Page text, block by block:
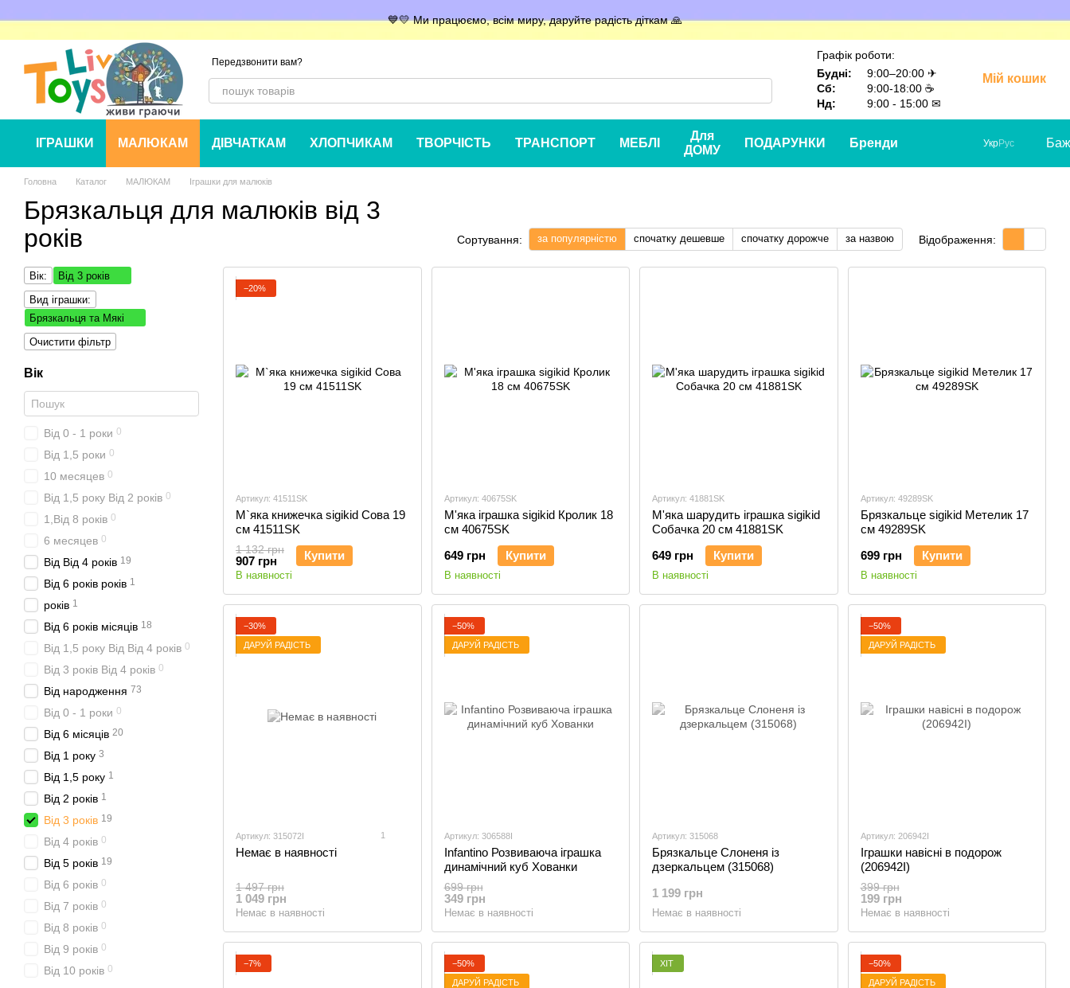
💙💛 Ми працюємо, всім миру, даруйте радість діткам 🙏
Передзвонити вам?
Графік роботи:
Будні:
9:00–20:00 ✈
Сб:
9:00-18:00 ☕
Нд:
9:00 - 15:00 ✉
Мій кошик
ІГРАШКИ МАЛЮКАМ ДІВЧАТКАМ ХЛОПЧИКАМ ТВОРЧІСТЬ ТРАНСПОРТ МЕБЛІ
Для
ДОМУ
ПОДАРУНКИ Бренди УкрРус
Головна Каталог МАЛЮКАМ Іграшки для малюкiв
Брязкальця для малюків від 3
років
Сортування: за популярністю спочатку дешевше спочатку дорожче за назвою Відображення:
−20%
Артикул: 41511SK
М`яка книжечка sigikid Cова 19
см 41511SK
1 132 грн
907 грн Купити
В наявності
Артикул: 40675SK
М'яка іграшка sigikid Кролик 18
см 40675SK
649 грн
Купити
В наявності
Артикул: 41881SK
М'яка шарудить іграшка sigikid
Собачка 20 см 41881SK
649 грн
Купити
В наявності
Артикул: 49289SK
Брязкальце sigikid Метелик 17
см 49289SK
699 грн
Купити
В наявності
−30%
ДАРУЙ РАДІСТЬ
Артикул: 315072I 1
Немає в наявності
1 497 грн
1 049 грн
Немає в наявності
−50%
ДАРУЙ РАДІСТЬ
Артикул: 306588I
Infantino Розвиваюча іграшка
динамічний куб Хованки
699 грн
349 грн
Немає в наявності
Артикул: 315068
Брязкальце Слоненя із
дзеркальцем (315068)
1 199 грн
Немає в наявності
−50%
ДАРУЙ РАДІСТЬ
Артикул: 206942I
Іграшки навісні в подорож
(206942I)
399 грн
199 грн
Немає в наявності
−7%
−50%
ДАРУЙ РАДІСТЬ
ХІТ
−50%
ДАРУЙ РАДІСТЬ
Вік:
Від 3 років
Вид іграшки:
Брязкальця та Мякі
Очистити фільтр
Вік
Від 0 - 1 роки 0
Від 1,5 роки 0
10 месяцев 0
Від 1,5 року Від 2 років 0
1,Від 8 років 0
6 месяцев 0
Від Від 4 років 19
Від 6 років років 1
років 1
Від 6 років місяців 18
Від 1,5 року Від Від 4 років 0
Від 3 років Від 4 років 0
Від народження 73
Від 0 - 1 роки 0
Від 6 місяців 20
Від 1 року 3
Від 1,5 року 1
Від 2 років 1
Від 3 років 19
Від 4 років 0
Від 5 років 19
Від 6 років 0
Від 7 років 0
Від 8 років 0
Від 9 років 0
Від 10 років 0